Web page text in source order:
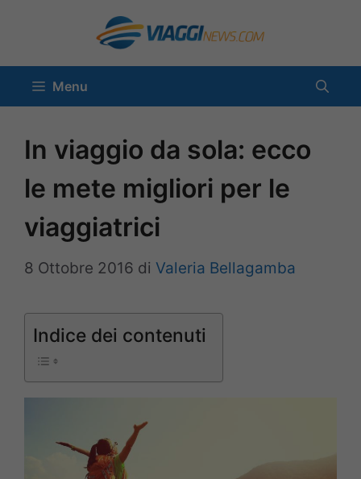
contenuto
Menu
In viaggio da sola: ecco
le mete migliori per le
viaggiatrici
8 Ottobre 2016 di Valeria Bellagamba
Indice dei contenuti